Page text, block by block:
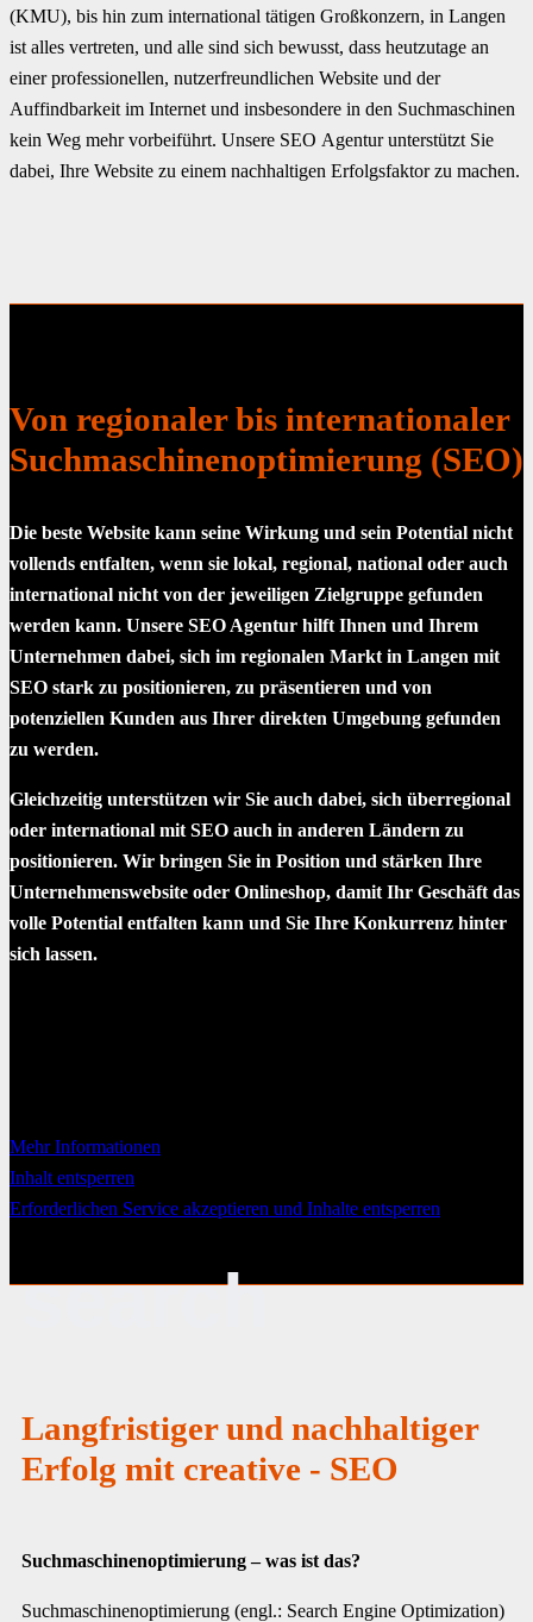
(KMU), bis hin zum international tätigen Großkonzern, in Langen
ist alles vertreten, und alle sind sich bewusst, dass heutzutage an
einer professionellen, nutzerfreundlichen Website und der
Auffindbarkeit im Internet und insbesondere in den Suchmaschinen
kein Weg mehr vorbeiführt. Unsere SEO Agentur unterstützt Sie
dabei, Ihre Website zu einem nachhaltigen Erfolgsfaktor zu machen.
Von regionaler bis internationaler
Suchmaschinenoptimierung (SEO)
Die beste Website kann seine Wirkung und sein Potential nicht
vollends entfalten, wenn sie lokal, regional, national oder auch
international nicht von der jeweiligen Zielgruppe gefunden
werden kann. Unsere SEO Agentur hilft Ihnen und Ihrem
Unternehmen dabei, sich im regionalen Markt in Langen mit
SEO stark zu positionieren, zu präsentieren und von
potenziellen Kunden aus Ihrer direkten Umgebung gefunden
zu werden.
Gleichzeitig unterstützen wir Sie auch dabei, sich überregional
oder international mit SEO auch in anderen Ländern zu
positionieren. Wir bringen Sie in Position und stärken Ihre
Unternehmenswebsite oder Onlineshop, damit Ihr Geschäft das
volle Potential entfalten kann und Sie Ihre Konkurrenz hinter
sich lassen.
Mehr Informationen
Inhalt entsperren
Erforderlichen Service akzeptieren und Inhalte entsperren
search
Langfristiger und nachhaltiger
Erfolg mit creative - SEO
Suchmaschinenoptimierung – was ist das?
Suchmaschinenoptimierung (engl.: Search Engine Optimization)